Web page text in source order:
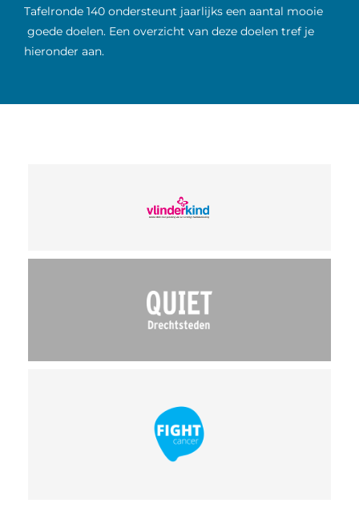
Tafelronde 140 ondersteunt jaarlijks een aantal mooie
goede doelen. Een overzicht van deze doelen tref je
hieronder aan.